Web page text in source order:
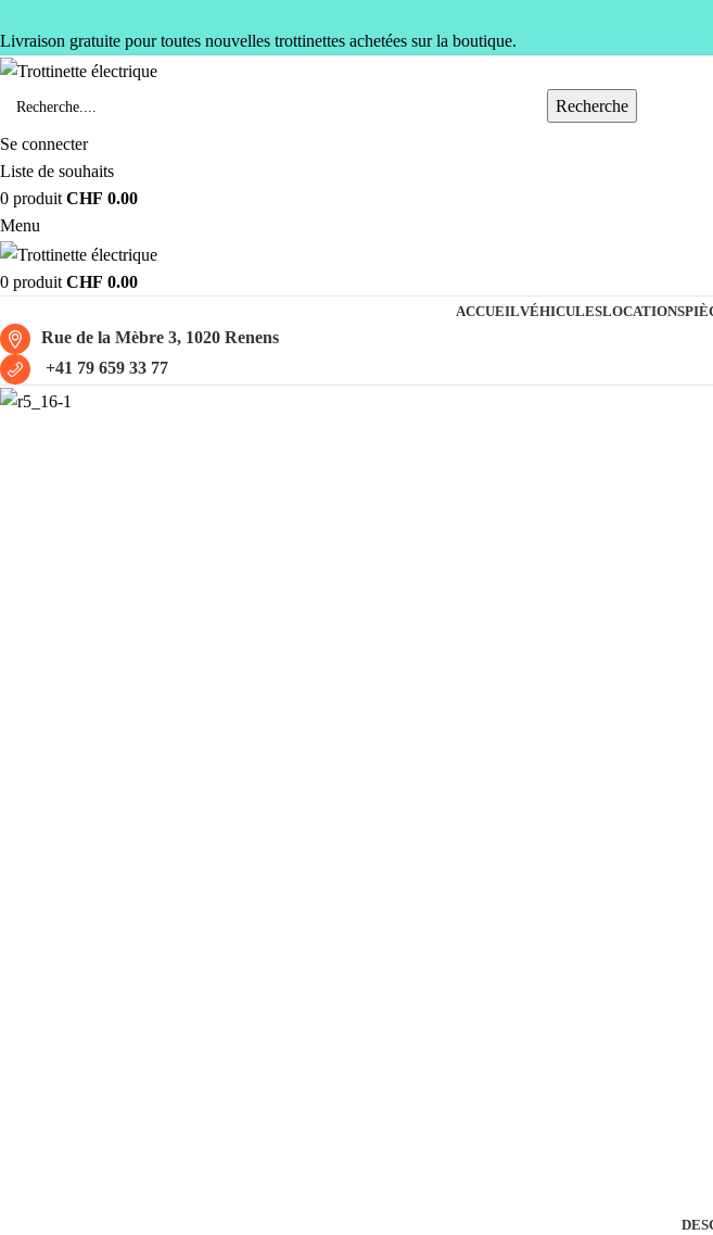
Livraison gratuite pour toutes nouvelles trottinettes achetées sur la boutique.
Recherche
Se connecter
Liste de souhaits
0 produit CHF 0.00
Menu
0 produit CHF 0.00
ACCUEILVÉHICULESLOCATIONS
Rue de la Mèbre 3, 1020 Renens
+41 79 659 33 77